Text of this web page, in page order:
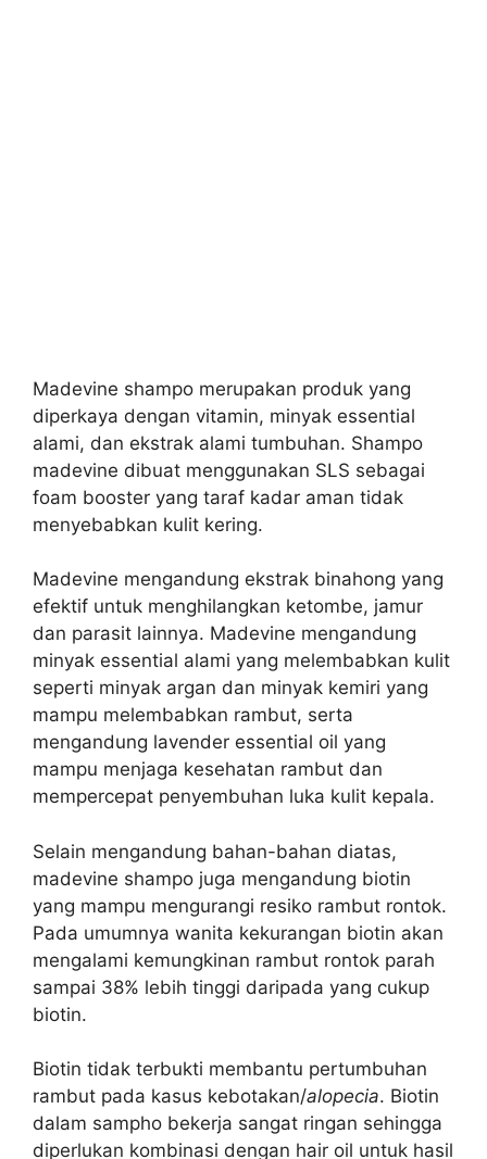
Madevine shampo merupakan produk yang
diperkaya dengan vitamin, minyak essential
alami, dan ekstrak alami tumbuhan. Shampo
madevine dibuat menggunakan SLS sebagai
foam booster yang taraf kadar aman tidak
menyebabkan kulit kering.
Madevine mengandung ekstrak binahong yang
efektif untuk menghilangkan ketombe, jamur
dan parasit lainnya. Madevine mengandung
minyak essential alami yang melembabkan kulit
seperti minyak argan dan minyak kemiri yang
mampu melembabkan rambut, serta
mengandung lavender essential oil yang
mampu menjaga kesehatan rambut dan
mempercepat penyembuhan luka kulit kepala.
Selain mengandung bahan-bahan diatas,
madevine shampo juga mengandung biotin
yang mampu mengurangi resiko rambut rontok.
Pada umumnya wanita kekurangan biotin akan
mengalami kemungkinan rambut rontok parah
sampai 38% lebih tinggi daripada yang cukup
biotin.
Biotin tidak terbukti membantu pertumbuhan
rambut pada kasus kebotakan/alopecia. Biotin
dalam sampho bekerja sangat ringan sehingga
diperlukan kombinasi dengan hair oil untuk hasil